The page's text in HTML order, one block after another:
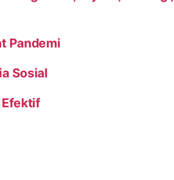
Pandemi
Sosial
Efektif